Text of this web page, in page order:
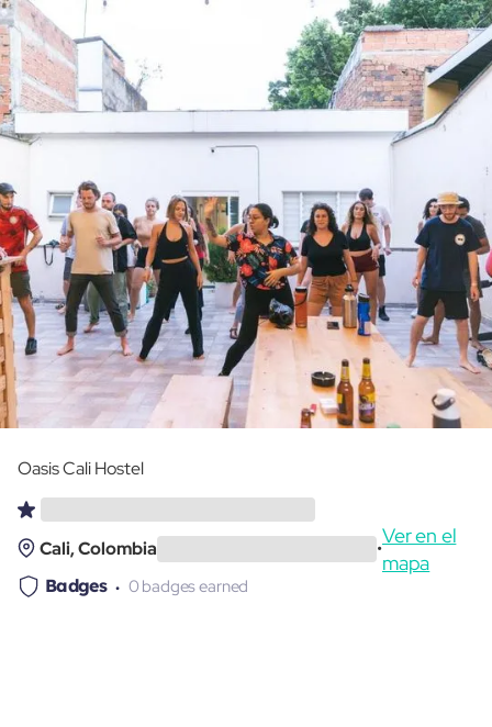
Oasis Cali Hostel
Cali, Colombia •
Ver en el
mapa
Badges 0 badges earned